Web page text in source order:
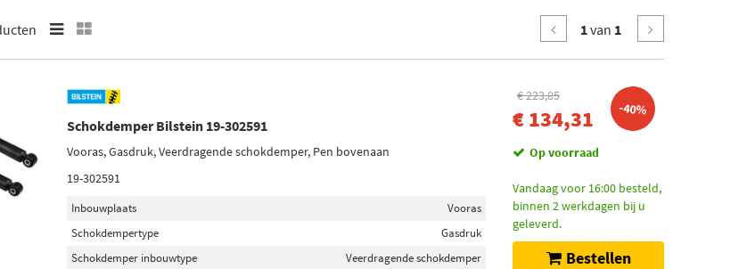
1van 1
Schokdemper Bilstein 19-302591
Vooras, Gasdruk, Veerdragende schokdemper, Pen bovenaan
19-302591
Inbouwplaats
Vooras
Schokdempertype
Gasdruk
Schokdemper inbouwtype
Veerdragende schokdemper
€ 223,85
€ 134,31 -40%
Op voorraad
Vandaag voor 16:00 besteld,
binnen 2 werkdagen bij u
geleverd.
Bestellen